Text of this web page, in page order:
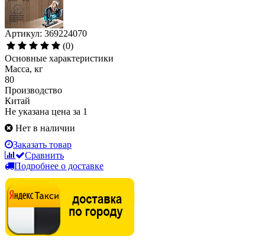
Артикул: 369224070
(0)
Основные характеристики
Масса, кг
80
Производство
Китай
Не указана цена за 1
Нет в наличии
Заказать товар
Сравнить
Подробнее о доставке